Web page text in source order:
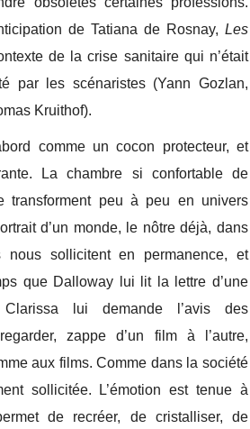
de Tatiana de Rosnay, Les
de la crise sanitaire qui n’était
par les scénaristes (Yann Gozlan,
Kruithof).
comme un cocon protecteur, et
La chambre si confortable de
transforment peu à peu en univers
d’un monde, le nôtre déjà, dans
sollicitent en permanence, et
que Dalloway lui lit la lettre d’une
lui demande l’avis des
zappe d’un film à l’autre,
aux films. Comme dans la société
sollicitée. L’émotion est tenue à
de recréer, de cristalliser, de